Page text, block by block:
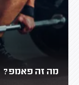
מה זה פאמפ?